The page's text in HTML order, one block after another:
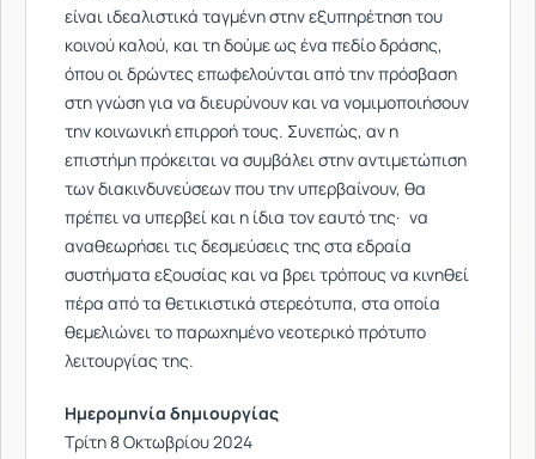
είναι ιδεαλιστικά ταγμένη στην εξυπηρέτηση του
κοινού καλού, και τη δούμε ως ένα πεδίο δράσης,
όπου οι δρώντες επωφελούνται από την πρόσβαση
στη γνώση για να διευρύνουν και να νομιμοποιήσουν
την κοινωνική επιρροή τους. Συνεπώς, αν η
επιστήμη πρόκειται να συμβάλει στην αντιμετώπιση
των διακινδυνεύσεων που την υπερβαίνουν, θα
πρέπει να υπερβεί και η ίδια τον εαυτό της· να
αναθεωρήσει τις δεσμεύσεις της στα εδραία
συστήματα εξουσίας και να βρει τρόπους να κινηθεί
πέρα από τα θετικιστικά στερεότυπα, στα οποία
θεμελιώνει το παρωχημένο νεοτερικό πρότυπο
λειτουργίας της.
Ημερομηνία δημιουργίας
Τρίτη 8 Οκτωβρίου 2024